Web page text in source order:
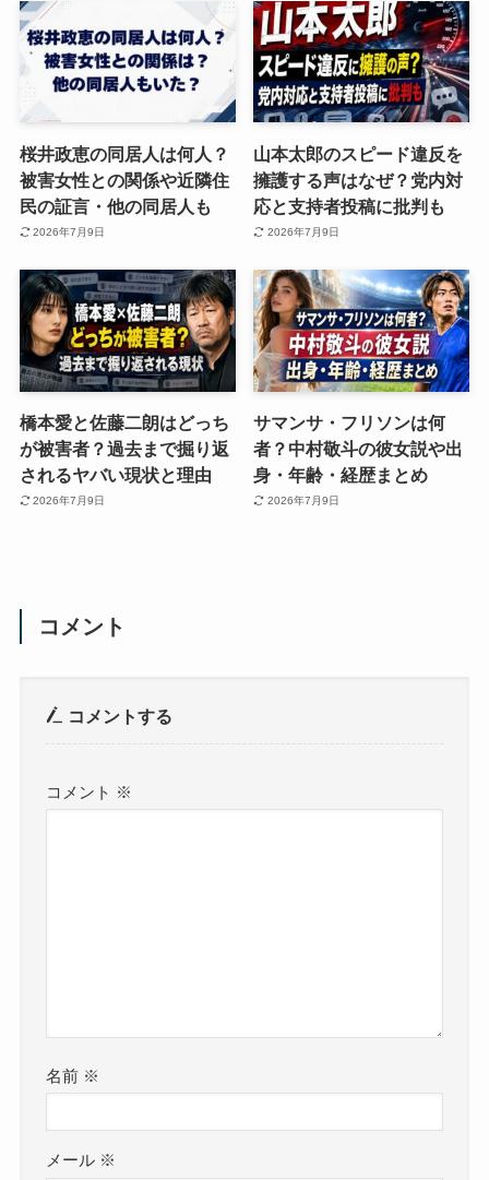
桜井政恵の同居人は何人？
被害女性との関係や近隣住
民の証言・他の同居人も
2026年7月9日
山本太郎のスピード違反を
擁護する声はなぜ？党内対
応と支持者投稿に批判も
2026年7月9日
橋本愛と佐藤二朗はどっち
が被害者？過去まで掘り返
されるヤバい現状と理由
2026年7月9日
サマンサ・フリソンは何
者？中村敬斗の彼女説や出
身・年齢・経歴まとめ
2026年7月9日
コメント
コメントする
コメント ※
名前 ※
メール ※